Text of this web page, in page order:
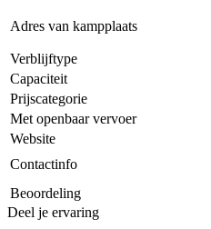
Adres van kampplaats
Verblijftype
Capaciteit
Prijscategorie
Met openbaar vervoer
Website
Contactinfo
Beoordeling
Deel je ervaring